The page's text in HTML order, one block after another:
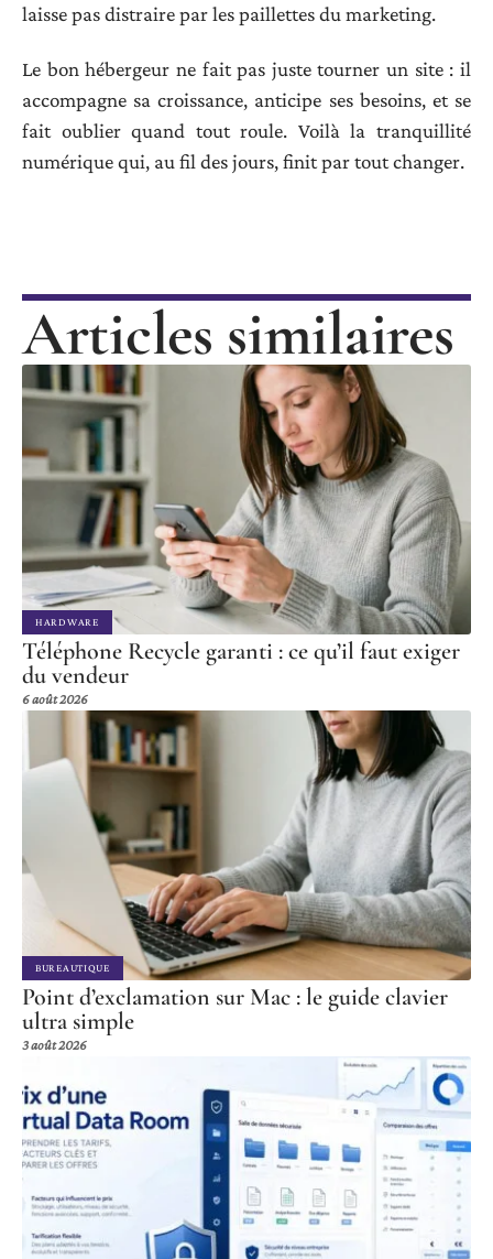
laisse pas distraire par les paillettes du marketing.
Le bon hébergeur ne fait pas juste tourner un site : il
accompagne sa croissance, anticipe ses besoins, et se
fait oublier quand tout roule. Voilà la tranquillité
numérique qui, au fil des jours, finit par tout changer.
Articles similaires
HARDWARE
Téléphone Recycle garanti : ce qu’il faut exiger
du vendeur
6 août 2026
BUREAUTIQUE
Point d’exclamation sur Mac : le guide clavier
ultra simple
3 août 2026